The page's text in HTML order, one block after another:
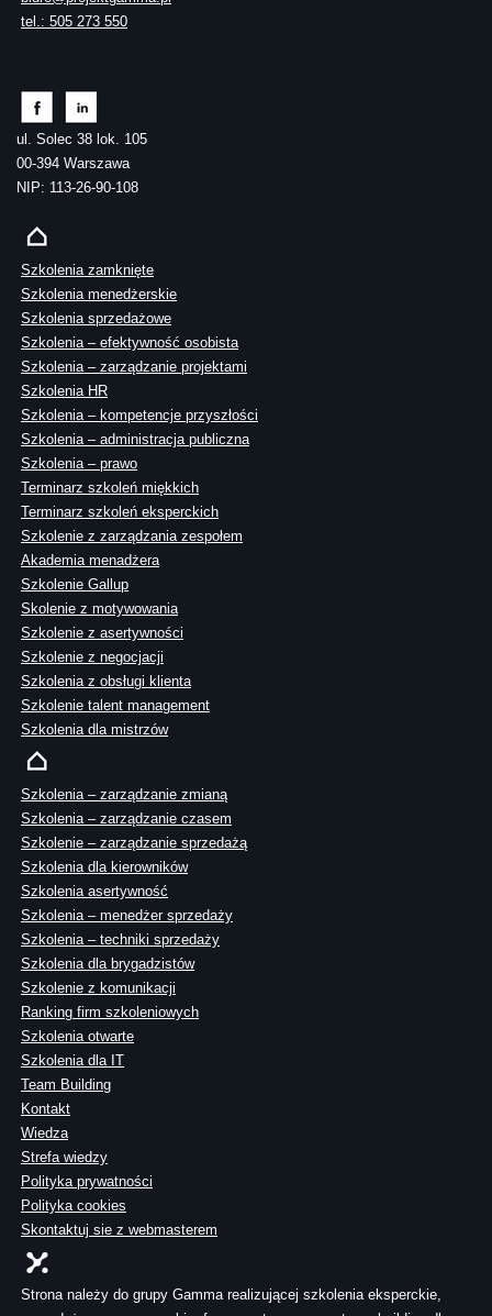
tel.: 505 273 550
ul. Solec 38 lok. 105
00-394 Warszawa
NIP: 113-26-90-108
Szkolenia zamknięte
Szkolenia menedżerskie
Szkolenia sprzedażowe
Szkolenia – efektywność osobista
Szkolenia – zarządzanie projektami
Szkolenia HR
Szkolenia – kompetencje przyszłości
Szkolenia – administracja publiczna
Szkolenia – prawo
Terminarz szkoleń miękkich
Terminarz szkoleń eksperckich
Szkolenie z zarządzania zespołem
Akademia menadżera
Szkolenie Gallup
Skolenie z motywowania
Szkolenie z asertywności
Szkolenie z negocjacji
Szkolenia z obsługi klienta
Szkolenie talent management
Szkolenia dla mistrzów
Szkolenia – zarządzanie zmianą
Szkolenia – zarządzanie czasem
Szkolenie – zarządzanie sprzedażą
Szkolenia dla kierowników
Szkolenia asertywność
Szkolenia – menedżer sprzedaży
Szkolenia – techniki sprzedaży
Szkolenia dla brygadzistów
Szkolenie z komunikacji
Ranking firm szkoleniowych
Szkolenia otwarte
Szkolenia dla IT
Team Building
Kontakt
Wiedza
Strefa wiedzy
Polityka prywatności
Polityka cookies
Skontaktuj sie z webmasterem
Strona należy do grupy Gamma realizującej szkolenia eksperckie,